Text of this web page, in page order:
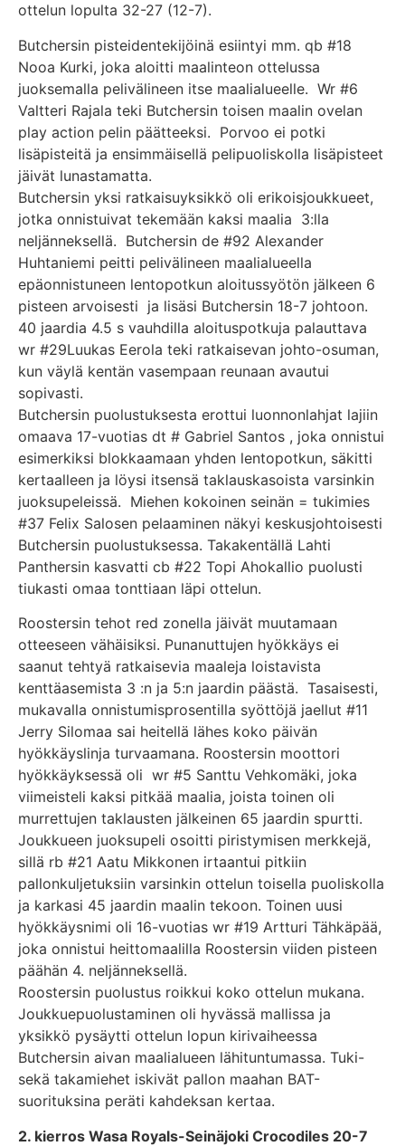
ottelun lopulta 32-27 (12-7).
Butchersin pisteidentekijöinä esiintyi mm. qb #18
Nooa Kurki, joka aloitti maalinteon ottelussa
juoksemalla pelivälineen itse maalialueelle. Wr #6
Valtteri Rajala teki Butchersin toisen maalin ovelan
play action pelin päätteeksi. Porvoo ei potki
lisäpisteitä ja ensimmäisellä pelipuoliskolla lisäpisteet
jäivät lunastamatta.
Butchersin yksi ratkaisuyksikkö oli erikoisjoukkueet,
jotka onnistuivat tekemään kaksi maalia 3:lla
neljänneksellä. Butchersin de #92 Alexander
Huhtaniemi peitti pelivälineen maalialueella
epäonnistuneen lentopotkun aloitussyötön jälkeen 6
pisteen arvoisesti ja lisäsi Butchersin 18-7 johtoon.
40 jaardia 4.5 s vauhdilla aloituspotkuja palauttava
wr #29Luukas Eerola teki ratkaisevan johto-osuman,
kun väylä kentän vasempaan reunaan avautui
sopivasti.
Butchersin puolustuksesta erottui luonnonlahjat lajiin
omaava 17-vuotias dt # Gabriel Santos , joka onnistui
esimerkiksi blokkaamaan yhden lentopotkun, säkitti
kertaalleen ja löysi itsensä taklauskasoista varsinkin
juoksupeleissä. Miehen kokoinen seinän = tukimies
#37 Felix Salosen pelaaminen näkyi keskusjohtoisesti
Butchersin puolustuksessa. Takakentällä Lahti
Panthersin kasvatti cb #22 Topi Ahokallio puolusti
tiukasti omaa tonttiaan läpi ottelun.
Roostersin tehot red zonella jäivät muutamaan
otteeseen vähäisiksi. Punanuttujen hyökkäys ei
saanut tehtyä ratkaisevia maaleja loistavista
kenttäasemista 3 :n ja 5:n jaardin päästä. Tasaisesti,
mukavalla onnistumisprosentilla syöttöjä jaellut #11
Jerry Silomaa sai heitellä lähes koko päivän
hyökkäyslinja turvaamana. Roostersin moottori
hyökkäyksessä oli wr #5 Santtu Vehkomäki, joka
viimeisteli kaksi pitkää maalia, joista toinen oli
murrettujen taklausten jälkeinen 65 jaardin spurtti.
Joukkueen juoksupeli osoitti piristymisen merkkejä,
sillä rb #21 Aatu Mikkonen irtaantui pitkiin
pallonkuljetuksiin varsinkin ottelun toisella puoliskolla
ja karkasi 45 jaardin maalin tekoon. Toinen uusi
hyökkäysnimi oli 16-vuotias wr #19 Artturi Tähkäpää,
joka onnistui heittomaalilla Roostersin viiden pisteen
päähän 4. neljänneksellä.
Roostersin puolustus roikkui koko ottelun mukana.
Joukkuepuolustaminen oli hyvässä mallissa ja
yksikkö pysäytti ottelun lopun kirivaiheessa
Butchersin aivan maalialueen lähituntumassa. Tuki-
sekä takamiehet iskivät pallon maahan BAT-
suorituksina peräti kahdeksan kertaa.
2. kierros Wasa Royals-Seinäjoki Crocodiles 20-7